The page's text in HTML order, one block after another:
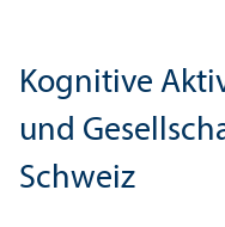
Kognitive
und
Schweiz